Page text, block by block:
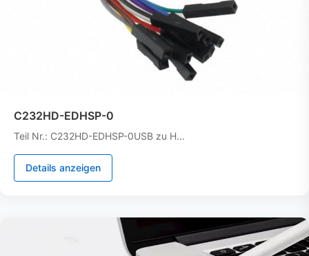
C232HD-EDHSP-0
Teil Nr.: C232HD-EDHSP-0USB zu H...
Details anzeigen